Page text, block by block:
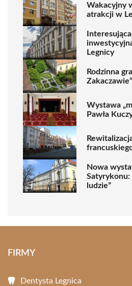
Wakacyjny
atrakcji w
Interesująca
Legnicy
Rodzinna
Wystawa
Pawła
Nowa
Satyrykonu:
ludzie”
FIRMY
Dentysta Legnica